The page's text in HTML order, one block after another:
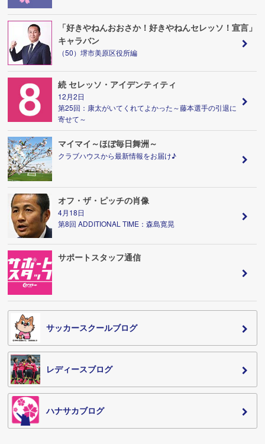
「好きやねんおおさか！好きやねんセレッソ！宣言」
キャラバン
（50）堺市美原区役所編
続 セレッソ・アイデンティティ
12月2日
第25回：康太がいてくれてよかった～藤本選手の引退に
寄せて～
マイマイ～ほぼ毎日舞洲～
クラブハウスから最新情報をお届け♪
オフ・ザ・ピッチの肖像
4月18日
第8回 ADDITIONAL TIME：森島寛晃
サポートスタッフ通信
サッカースクールブログ
レディースブログ
ハナサカブログ